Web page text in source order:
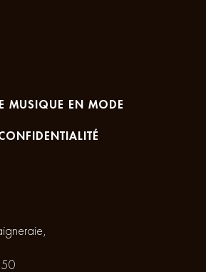
MUSIQUE EN MODE